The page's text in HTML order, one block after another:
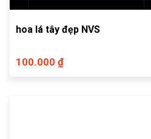
hoa lá tây đẹp NVS
100.000 ₫